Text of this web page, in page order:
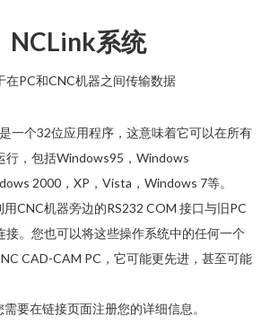
NCLink系统
在PC和CNC机器之间传输数据
一个32位应用程序，这意味着它可以在所有
行，包括Windows95，Windows
2000，XP，Vista，Windows 7等。
CNC机器旁边的RS232 COM 接口与旧PC
接。您也可以将这些操作系统中的任何一个
CAD-CAM PC，它可能更先进，甚至可能
要在链接页面注册您的详细信息。